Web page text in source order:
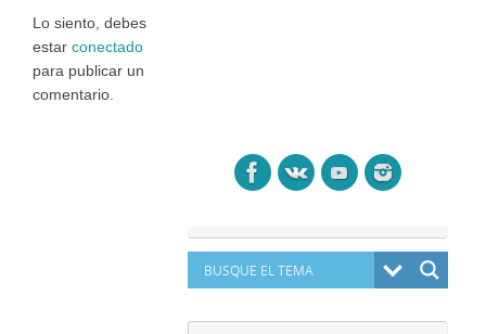
Lo siento, debes
estar conectado
para publicar un
comentario.